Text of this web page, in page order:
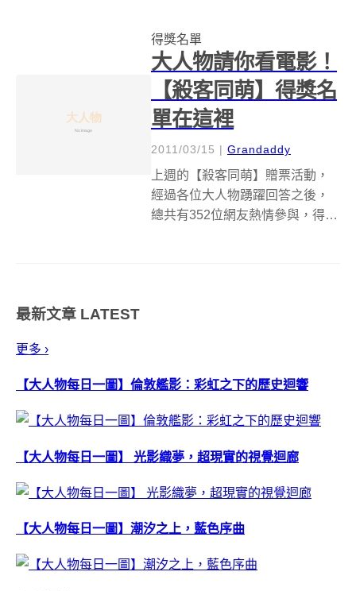
支，以下就是各位優勝者的作
品，請大家一起觀賞...
得獎名單
大人物請你看電影！
【殺客同萌】得獎名
單在這裡
2011/03/15 | Grandaddy
上週的【殺客同萌】贈票活動，
經過各位大人物踴躍回答之後，
總共有352位網友熱情參與，得獎
最新文章 LATEST
更多 ›
【大人物每日一圖】倫敦艦影：彩虹之下的歷史迴響
【大人物每日一圖】 光影織夢，超現實的視覺迴廊
【大人物每日一圖】潮汐之上，藍色序曲